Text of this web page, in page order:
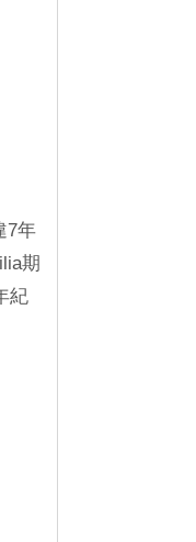
7年
期
紀